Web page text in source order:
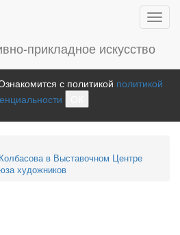
с политикой политикой
в Выставочном Центре
художников